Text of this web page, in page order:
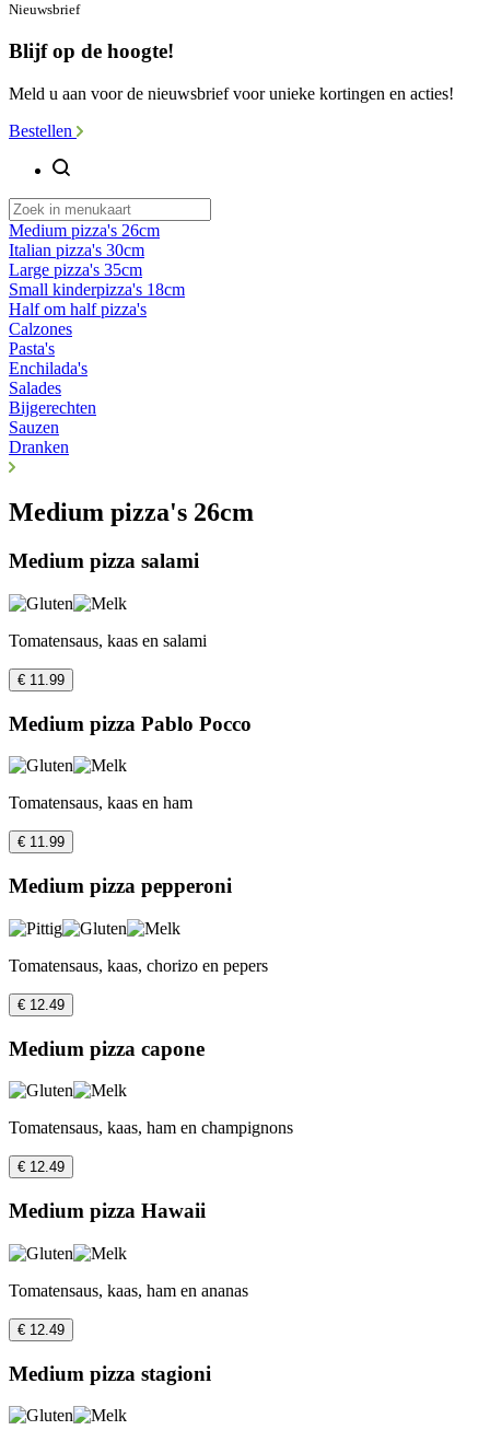
Nieuwsbrief
Blijf op de hoogte!
Meld u aan voor de nieuwsbrief voor unieke kortingen en acties!
Bestellen
Medium pizza's 26cm
Italian pizza's 30cm
Large pizza's 35cm
Small kinderpizza's 18cm
Half om half pizza's
Calzones
Pasta's
Enchilada's
Salades
Bijgerechten
Sauzen
Dranken
Medium pizza's 26cm
Medium pizza salami
Tomatensaus, kaas en salami
€ 11.99
Medium pizza Pablo Pocco
Tomatensaus, kaas en ham
€ 11.99
Medium pizza pepperoni
Tomatensaus, kaas, chorizo en pepers
€ 12.49
Medium pizza capone
Tomatensaus, kaas, ham en champignons
€ 12.49
Medium pizza Hawaii
Tomatensaus, kaas, ham en ananas
€ 12.49
Medium pizza stagioni